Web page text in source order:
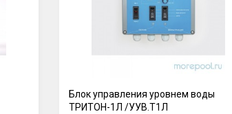
Блок управления уровнем воды
ТРИТОН-1Л /УУВ.Т1Л